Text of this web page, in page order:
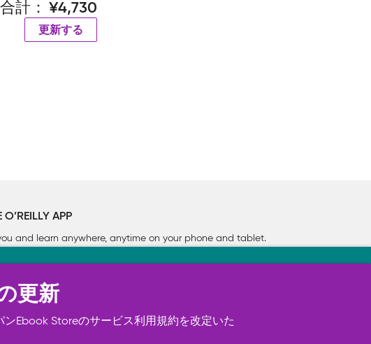
合計 4,730
更新する
APP
and learn anywhere, anytime on your phone and tablet.
します（必須）。 このほか、サイト使用状
、その他の Cookie を使用することがありま
更新
Ebook Storeのサービス利用規約を改定いた